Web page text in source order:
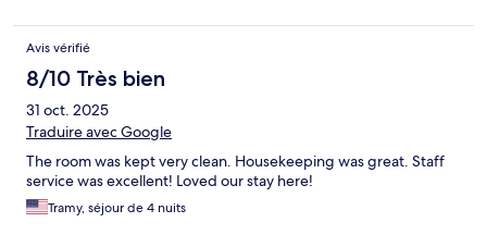
Avis vérifié
8/10 Très bien
31 oct. 2025
Traduire avec Google
The room was kept very clean. Housekeeping was great. Staff
service was excellent! Loved our stay here!
Tramy, séjour de 4 nuits